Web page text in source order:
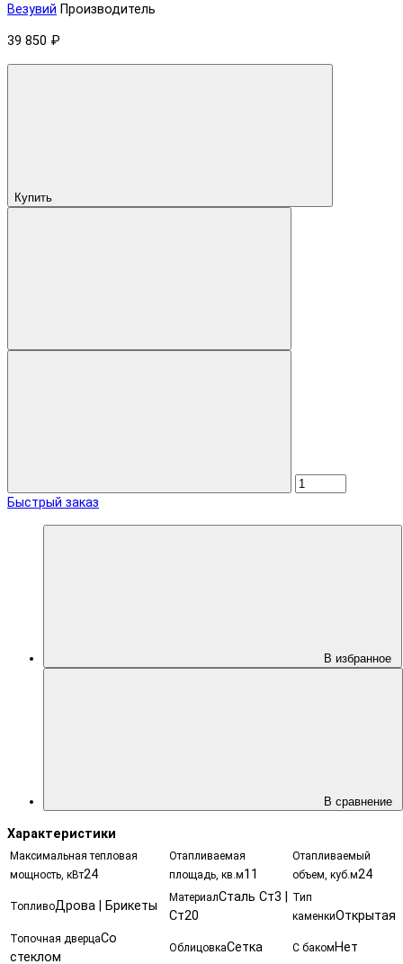
Везувий Производитель
39 850 ₽
Купить
Быстрый заказ
В избранное
В сравнение
Характеристики
Максимальная тепловая
мощность, кВт24
Отапливаемая
площадь, кв.м11
Отапливаемый
объем, куб.м24
ТопливоДрова | Брикеты
МатериалСталь Ст3 |
Ст20
Тип
каменкиОткрытая
Топочная дверцаСо
стеклом
ОблицовкаСетка С баком Нет